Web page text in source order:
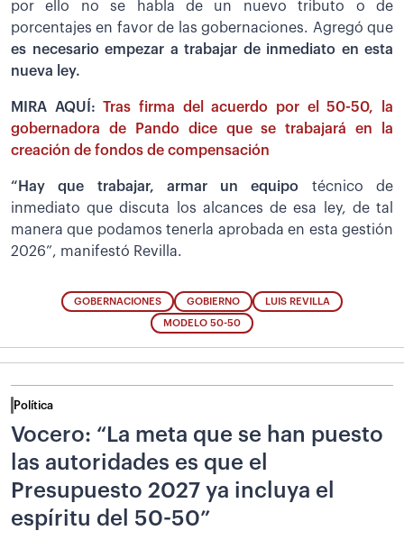
por ello no se habla de un nuevo tributo o de
porcentajes en favor de las gobernaciones. Agregó que
es necesario empezar a trabajar de inmediato en esta
nueva ley.
MIRA AQUÍ:Tras firma del acuerdo por el 50-50, la
gobernadora de Pando dice que se trabajará en la
creación de fondos de compensación
“Hay que trabajar, armar un equipo técnico de
inmediato que discuta los alcances de esa ley, de tal
manera que podamos tenerla aprobada en esta gestión
2026”, manifestó Revilla.
GOBERNACIONES GOBIERNO LUIS REVILLA
MODELO 50-50
Política
Vocero: “La meta que se han puesto
las autoridades es que el
Presupuesto 2027 ya incluya el
espíritu del 50-50”